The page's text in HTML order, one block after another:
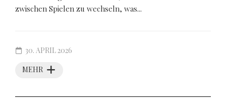
zwischen Spielen zu wechseln, was...
MEHR
30. APRIL 2026